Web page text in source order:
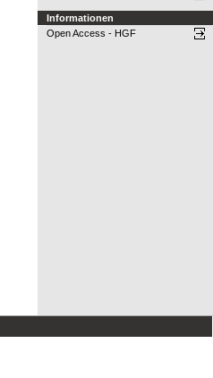
Informationen
Open Access - HGF